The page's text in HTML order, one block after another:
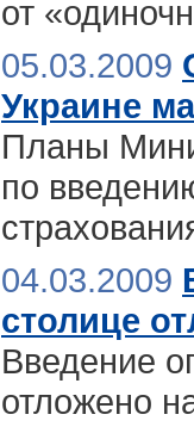
от
05.03.2009
Украине
Планы
по
04.03.2009
столице
Введение
отложено